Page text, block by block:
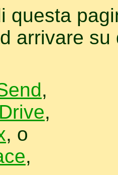
questa
arrivare
,
,
, o
,